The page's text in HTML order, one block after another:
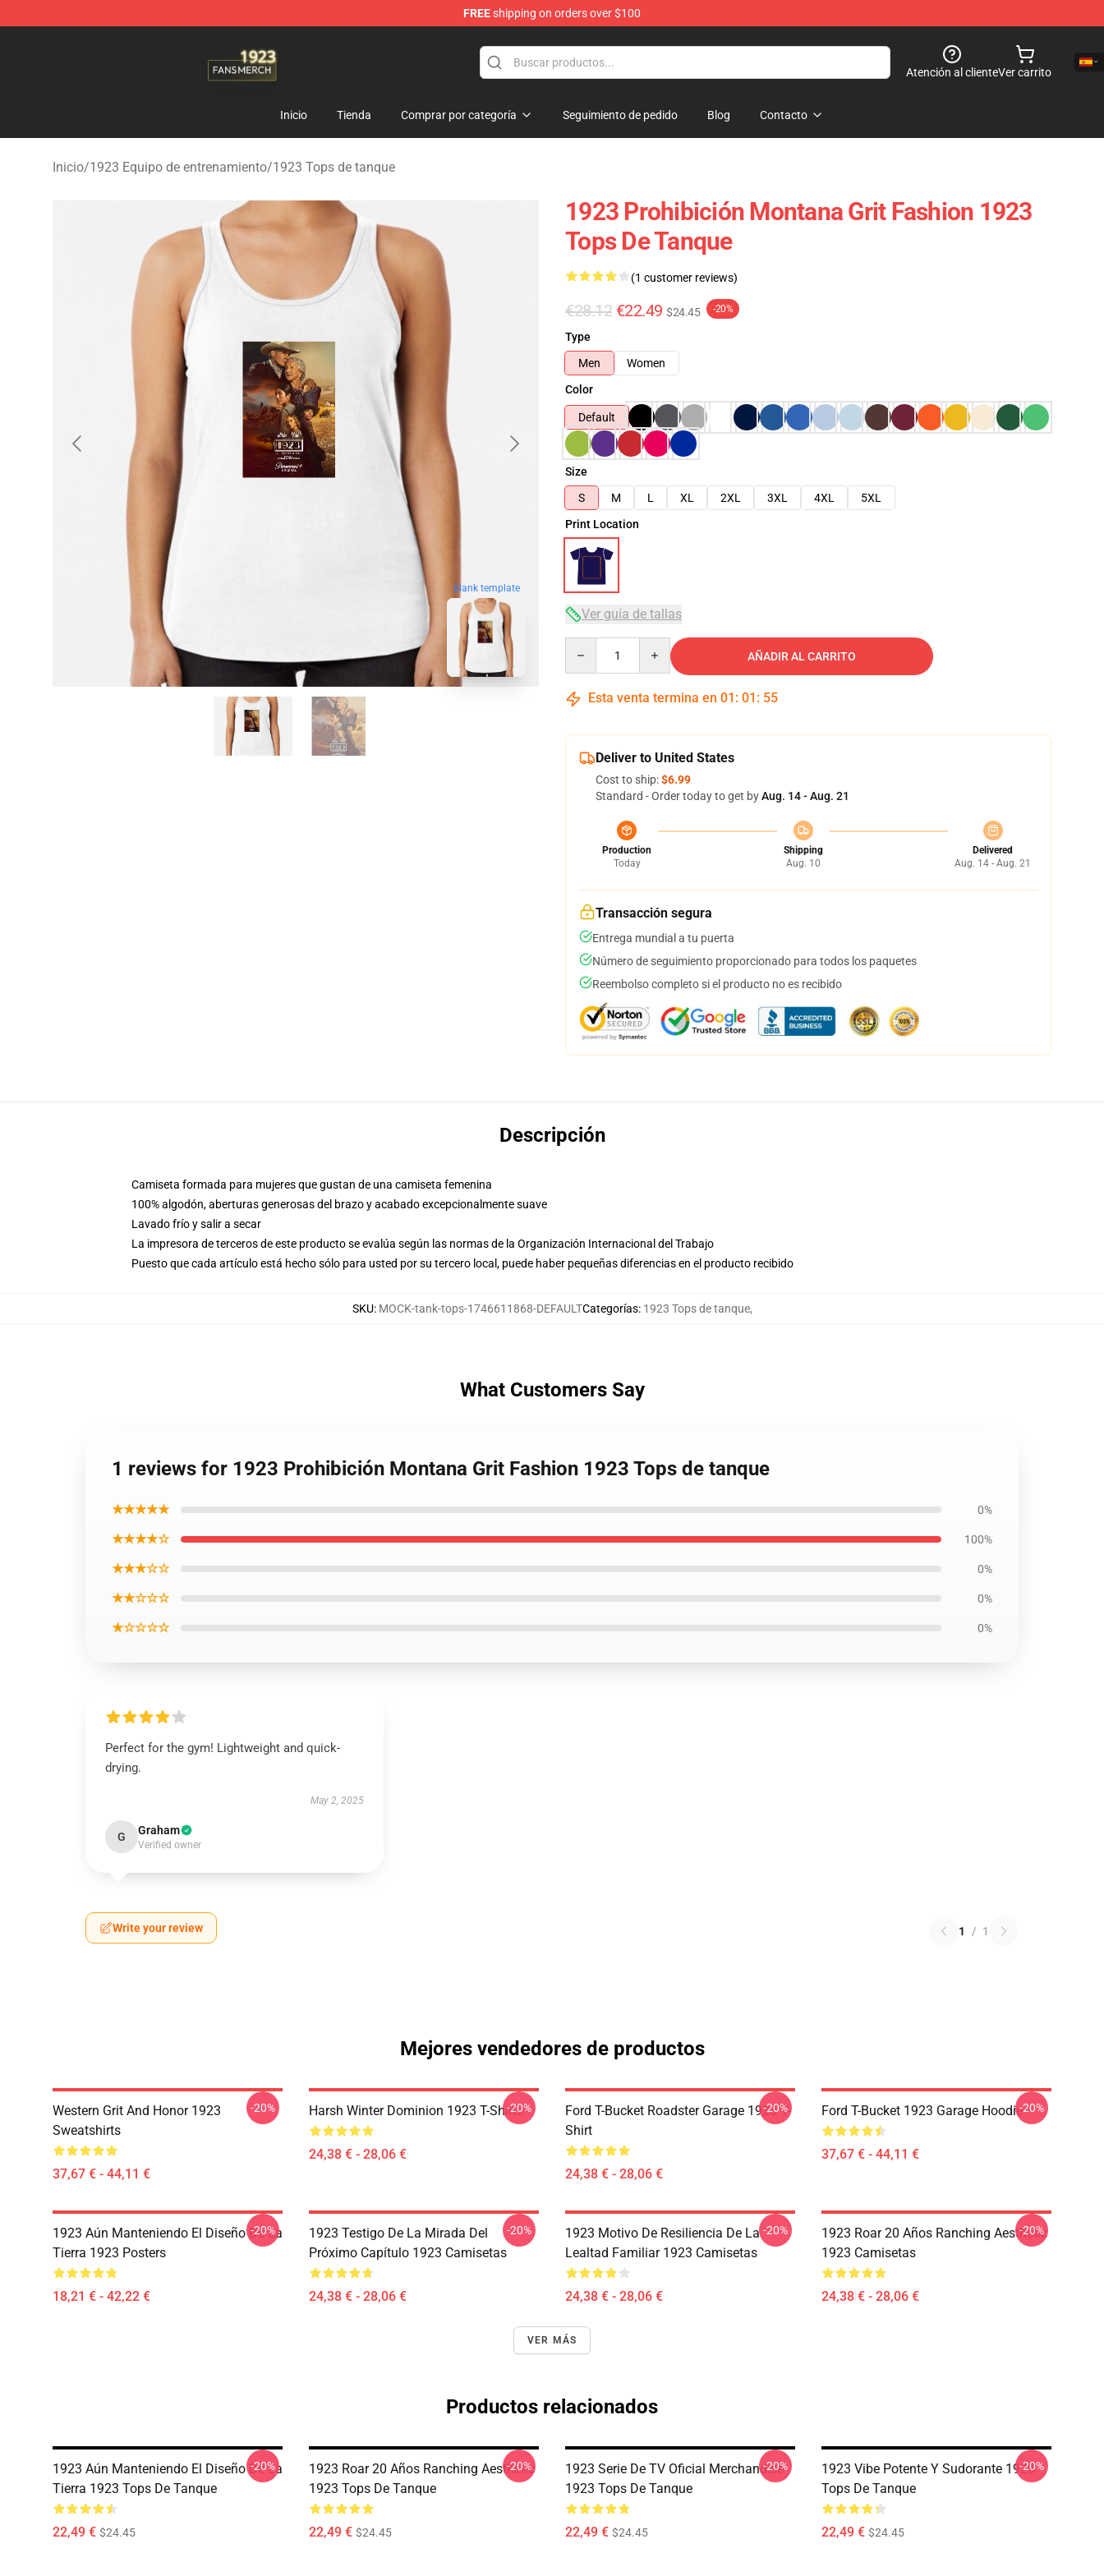
FREEshipping on orders over $100
Atención al clienteVer carrito
Inicio Tienda Comprar por categoría Seguimiento de pedido Blog Contacto
Inicio/1923 Equipo de entrenamiento/1923 Tops de tanque
blank template
1923 Prohibición Montana Grit Fashion 1923
Tops De Tanque
(1 customer reviews)
€28.12 €22.49 $24.45 -20%
Type
Men
Women
Color
Default
Size
S
M L XL 2XL 3XL 4XL
5XL
Print Location
Ver guía de tallas
AÑADIR AL CARRITO
Esta venta termina en 01 : 01 : 54
Deliver to United States
Cost to ship:$6.99
Standard - Order today to get byAug. 14 - Aug. 21
Production
Today
Shipping
Aug. 10
Delivered
Aug. 14 - Aug. 21
Transacción segura
Entrega mundial a tu puerta
Número de seguimiento proporcionado para todos los paquetes
Reembolso completo si el producto no es recibido
Descripción
Camiseta formada para mujeres que gustan de una camiseta femenina
100% algodón, aberturas generosas del brazo y acabado excepcionalmente suave
Lavado frío y salir a secar
La impresora de terceros de este producto se evalúa según las normas de la Organización Internacional del Trabajo
Puesto que cada artículo está hecho sólo para usted por su tercero local, puede haber pequeñas diferencias en el producto recibido
SKU: MOCK-tank-tops-1746611868-DEFAULTCategorías: 1923 Tops de tanque,
What Customers Say
1 reviews for 1923 Prohibición Montana Grit Fashion 1923 Tops de tanque
★★★★★ 0%
★★★★☆ 100%
★★★☆☆ 0%
★★☆☆☆ 0%
★☆☆☆☆ 0%
Perfect for the gym! Lightweight and quick-
drying.
May 2, 2025
G Graham
Verified owner
Write your review 1 / 1
Mejores vendedores de productos
Western Grit And Honor 1923
Sweatshirts
37,67 € - 44,11 €
-20% Harsh Winter Dominion 1923 T-Shirts
24,38 € - 28,06 €
-20%
Ford T-Bucket Roadster Garage 1923 T-
Shirt
24,38 € - 28,06 €
-20% Ford T-Bucket 1923 Garage Hoodie
37,67 € - 44,11 €
-20%
1923 Aún Manteniendo El Diseño De La
Tierra 1923 Posters
18,21 € - 42,22 €
-20%
1923 Testigo De La Mirada Del
Próximo Capítulo 1923 Camisetas
24,38 € - 28,06 €
-20%
1923 Motivo De Resiliencia De La
Lealtad Familiar 1923 Camisetas
24,38 € - 28,06 €
-20%
1923 Roar 20 Años Ranching Aesthetic
1923 Camisetas
24,38 € - 28,06 €
-20%
VER MÁS
Productos relacionados
1923 Aún Manteniendo El Diseño De La
Tierra 1923 Tops De Tanque
22,49 € $24.45
-20%
1923 Roar 20 Años Ranching Aesthetic
1923 Tops De Tanque
22,49 € $24.45
-20%
1923 Serie De TV Oficial Merchandise
1923 Tops De Tanque
22,49 € $24.45
-20%
1923 Vibe Potente Y Sudorante 1923
Tops De Tanque
22,49 € $24.45
-20%